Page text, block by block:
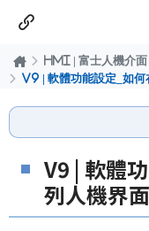
HMI | 富士人機介面
V9 | 軟體功能設定_如
V9 | 軟體
列人機界